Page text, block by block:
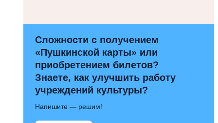
Сложности с получением
«Пушкинской карты» или
приобретением билетов?
Знаете, как улучшить работу
учреждений культуры?
Напишите — решим!